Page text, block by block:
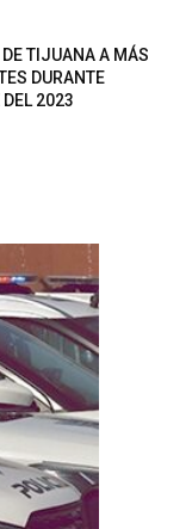
TIJUANA A MÁS
DURANTE
DEL 2023